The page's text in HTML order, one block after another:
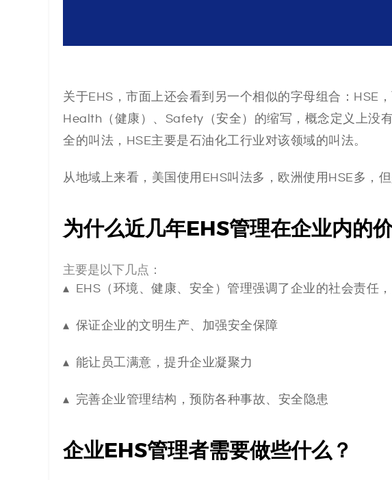
关于EHS，市面上还会看到另一个相似的字母组合：HSE
Health（健康）、Safety（安全）的缩写，概念定义上没
全的叫法，HSE主要是石油化工行业对该领域的叫法。
从地域上来看，美国使用EHS叫法多，欧洲使用HSE多，
为什么近几年EHS管理在企业内的
主要是以下几点：
▴ EHS（环境、健康、安全）管理强调了企业的社会责任
▴ 保证企业的文明生产、加强安全保障
▴ 能让员工满意，提升企业凝聚力
▴ 完善企业管理结构，预防各种事故、安全隐患
企业EHS管理者需要做些什么？